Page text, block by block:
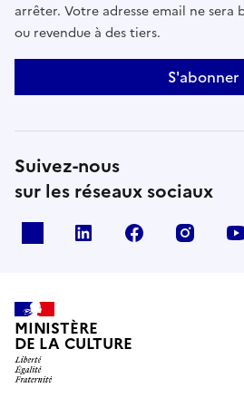
arrêter. Votre adresse email ne sera
ou revendue à des tiers.
S'abonner
Suivez-nous
sur les réseaux sociaux
linkedin facebook
MINISTÈRE
DE LA CULTURE